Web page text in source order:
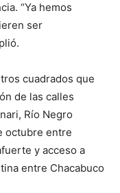
“Ya hemos
ser
cuadrados que
de las calles
Río Negro
octubre entre
y acceso a
entre Chacabuco